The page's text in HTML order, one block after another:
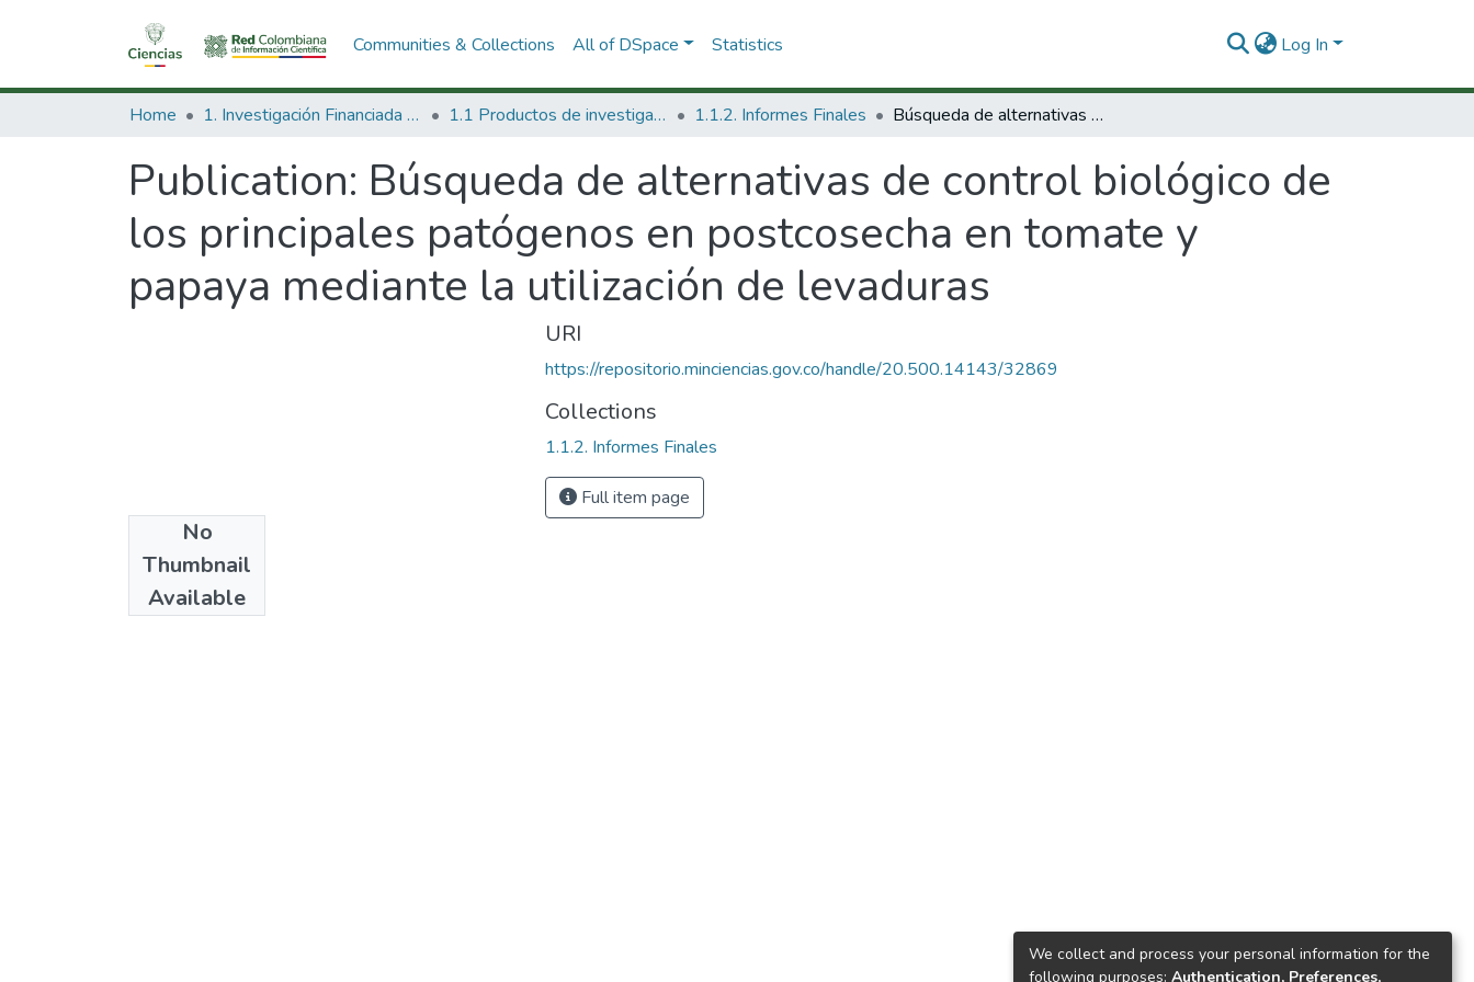
Communities & Collections All of DSpace Statistics Log In
Home 1. Investigación Financiada con Recursos Públicos 1.1 Productos de investigación 1.1.2. Informes Finales Búsqueda de alternativas de control biológico de los principales patógenos en postcosecha en tomate y papaya mediante la utilización de levaduras
Publication: Búsqueda de alternativas de control biológico de
los principales patógenos en postcosecha en tomate y
papaya mediante la utilización de levaduras
No
Thumbnail
Available
2001
URI
https://repositorio.minciencias.gov.co/handle/20.500.14143/32869
Collections
1.1.2. Informes Finales
Full item page
We collect and process your personal information for the
following purposes: Authentication, Preferences,